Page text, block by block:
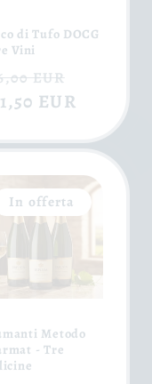
di Tufo DOCG
Vini
EUR
EUR
In offerta
Metodo
- Tre